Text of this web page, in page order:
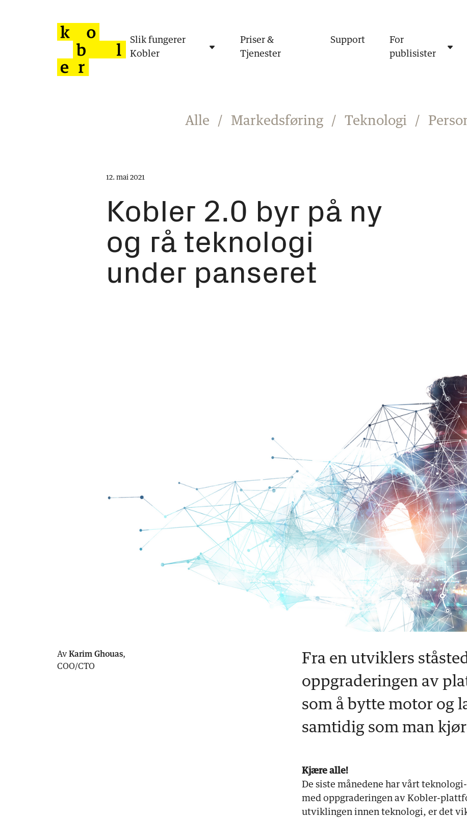
Slik fungerer
Kobler
Priser &
Tjenester
Support
For
publisister
Alle / Markedsføring / Teknologi /
12. mai 2021
Kobler 2.0 byr på ny
og rå teknologi
under panseret
Av Karim Ghouas,
COO/CTO
Fra en utviklers
oppgraderingen av
som å bytte motor og
samtidig som man
Kjære alle!
De siste månedene har vårt
med oppgraderingen av Kobler-
utviklingen innen teknologi, er det